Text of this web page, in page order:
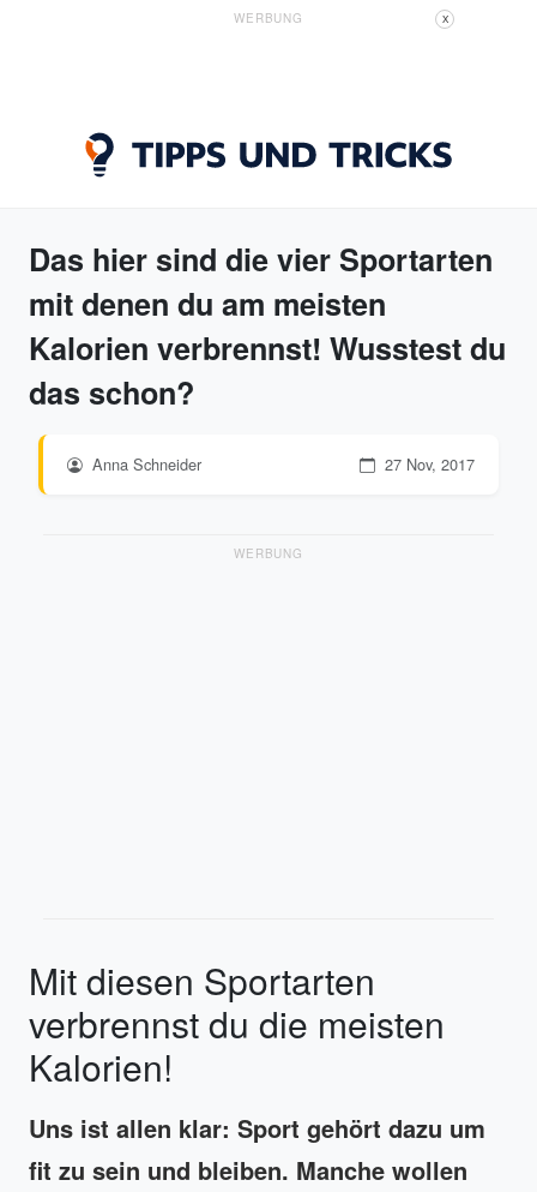
WERBUNG X
Das hier sind die vier Sportarten
mit denen du am meisten
Kalorien verbrennst! Wusstest du
das schon?
Anna Schneider 27 Nov, 2017
WERBUNG
Mit diesen Sportarten
verbrennst du die meisten
Kalorien!
Uns ist allen klar: Sport gehört dazu um
fit zu sein und bleiben. Manche wollen